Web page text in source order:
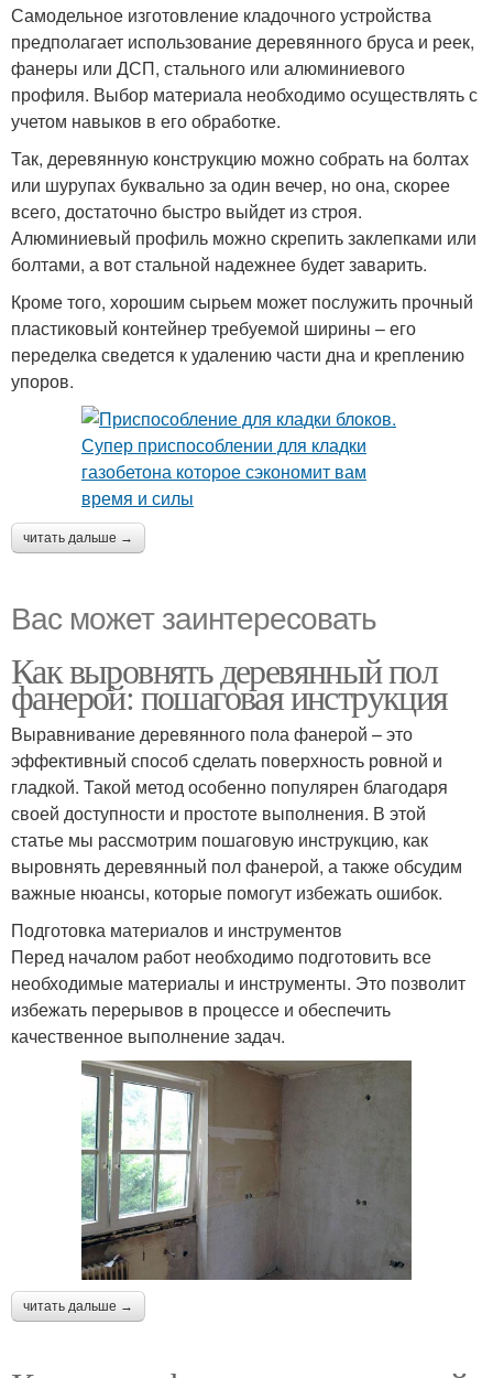
Самодельное изготовление кладочного устройства
предполагает использование деревянного бруса и реек,
фанеры или ДСП, стального или алюминиевого
профиля. Выбор материала необходимо осуществлять с
учетом навыков в его обработке.
Так, деревянную конструкцию можно собрать на болтах
или шурупах буквально за один вечер, но она, скорее
всего, достаточно быстро выйдет из строя.
Алюминиевый профиль можно скрепить заклепками или
болтами, а вот стальной надежнее будет заварить.
Кроме того, хорошим сырьем может послужить прочный
пластиковый контейнер требуемой ширины – его
переделка сведется к удалению части дна и креплению
упоров.
читать дальше →
Вас может заинтересовать
Как выровнять деревянный пол
фанерой: пошаговая инструкция
Выравнивание деревянного пола фанерой – это
эффективный способ сделать поверхность ровной и
гладкой. Такой метод особенно популярен благодаря
своей доступности и простоте выполнения. В этой
статье мы рассмотрим пошаговую инструкцию, как
выровнять деревянный пол фанерой, а также обсудим
важные нюансы, которые помогут избежать ошибок.
Подготовка материалов и инструментов
Перед началом работ необходимо подготовить все
необходимые материалы и инструменты. Это позволит
избежать перерывов в процессе и обеспечить
качественное выполнение задач.
читать дальше →